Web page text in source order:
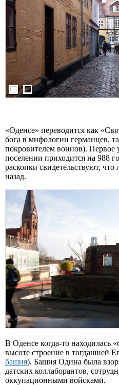
«Оденсе» переводится как
бога в мифологии германцев,
покровителем воинов). Первое
поселении приходится на 988
раскопки свидетельствуют,
назад.
В Оденсе когда-то находилась
высоте строение в тогдашней
башня). Башня Одина была
датских коллаборантов,
оккупационными войсками.